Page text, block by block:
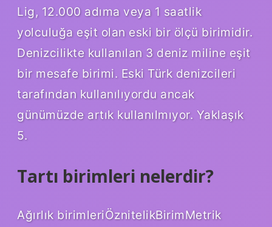
Lig, 12.000 adıma veya 1 saatlik
yolculuğa eşit olan eski bir ölçü birimidir.
Denizcilikte kullanılan 3 deniz miline eşit
bir mesafe birimi. Eski Türk denizcileri
tarafından kullanılıyordu ancak
günümüzde artık kullanılmıyor. Yaklaşık
5.
Tartı birimleri nelerdir?
Ağırlık birimleriÖznitelikBirimMetrik